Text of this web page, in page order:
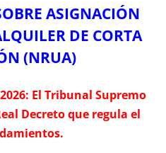
ASIGNACIÓN
DE CORTA
(NRUA)
El Tribunal Supremo
Decreto que regula el